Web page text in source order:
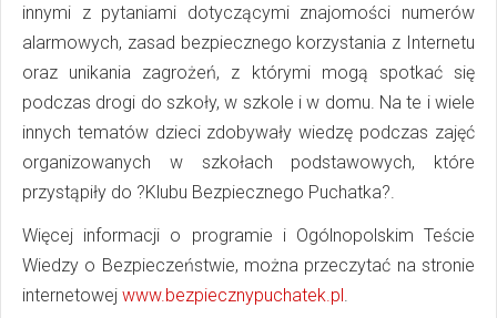
innymi z pytaniami dotyczącymi znajomości numerów
alarmowych, zasad bezpiecznego korzystania z Internetu
oraz unikania zagrożeń, z którymi mogą spotkać się
podczas drogi do szkoły, w szkole i w domu. Na te i wiele
innych tematów dzieci zdobywały wiedzę podczas zajęć
organizowanych w szkołach podstawowych, które
przystąpiły do ?Klubu Bezpiecznego Puchatka?.
Więcej informacji o programie i Ogólnopolskim Teście
Wiedzy o Bezpieczeństwie, można przeczytać na stronie
internetowej www.bezpiecznypuchatek.pl